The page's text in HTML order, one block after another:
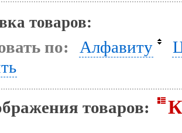
товаров:
по: Алфавиту
товаров: